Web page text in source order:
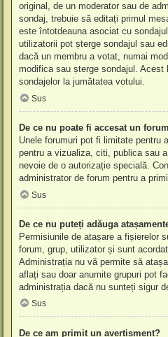
original, de un moderator sau de
sondaj, trebuie să editați primul
este întotdeauna asociat cu
utilizatorii pot șterge sondajul sau
dacă un membru a votat, numai
modifica sau șterge sondajul.
sondajelor la jumătatea votului.
Sus
De ce nu poate fi accesat un
Unele forumuri pot fi limitate pentru
pentru a vizualiza, citi, publica sau
nevoie de o autorizație specială.
administrator de forum pentru a
Sus
De ce nu puteți adăuga
Permisiunile de atașare a fișierelor
forum, grup, utilizator și sunt
Administrația nu vă permite să
aflați sau doar anumite grupuri pot
administrația dacă nu sunteți sigur
Sus
De ce am primit un avertisment?